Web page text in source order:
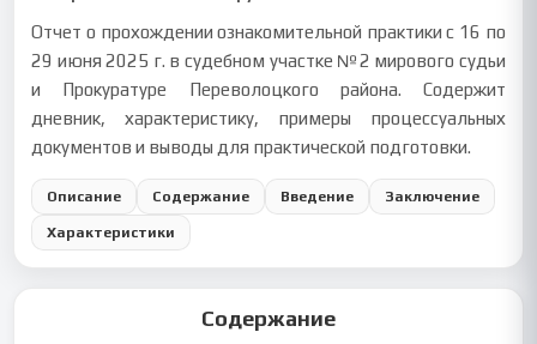
Отчет о прохождении ознакомительной практики с 16 по
29 июня 2025 г. в судебном участке №2 мирового судьи
и Прокуратуре Переволоцкого района. Содержит
дневник, характеристику, примеры процессуальных
документов и выводы для практической подготовки.
Описание Содержание Введение Заключение
Характеристики
Содержание